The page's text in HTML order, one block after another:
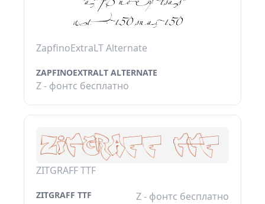
ZapfinoExtraLT Alternate
ZAPFINOEXTRALT ALTERNATE
Z - фонтс бесплатно
ZITGRAFF TTF
ZITGRAFF TTF Z - фонтс бесплатно